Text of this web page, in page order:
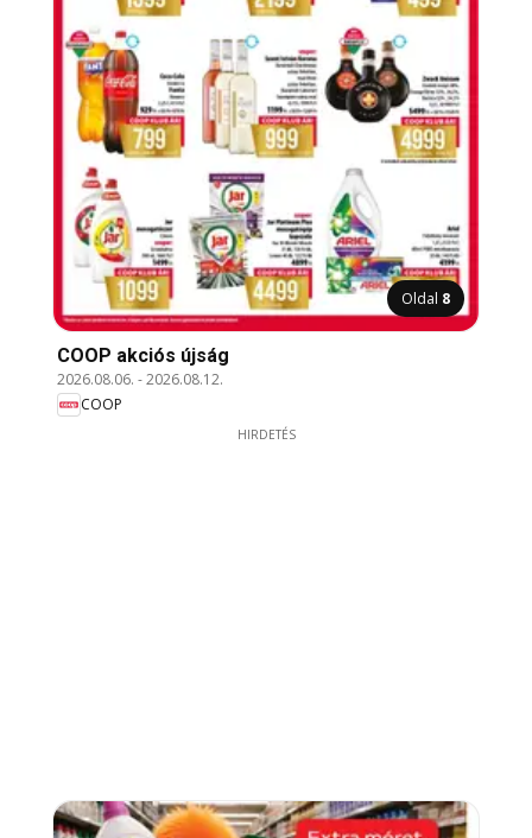
Oldal 8
COOP akciós újság
2026.08.06. -2026.08.12.
COOP
HIRDETÉS